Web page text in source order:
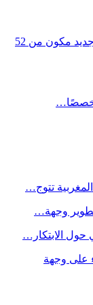
مشروع BOTANIK GARDEN .. مجمع سكني جديد مكون من 52
تتوج…
تطوير وجهة…
حول الابتكار…
على وجهة